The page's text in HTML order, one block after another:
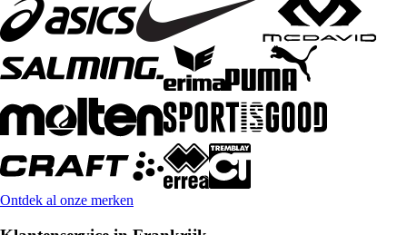
Ontdek al onze merken